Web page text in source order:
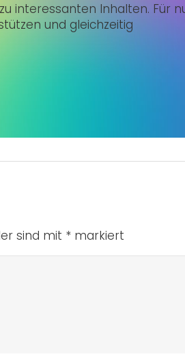
interessanten Inhalten. Für
und gleichzeitig
sind mit * markiert